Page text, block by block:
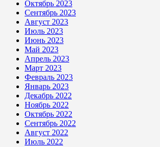
Октябрь 2023
Сентябрь 2023
Август 2023
Июль 2023
Июнь 2023
Май 2023
Апрель 2023
Март 2023
Февраль 2023
Январь 2023
Декабрь 2022
Ноябрь 2022
Октябрь 2022
Сентябрь 2022
Август 2022
Июль 2022